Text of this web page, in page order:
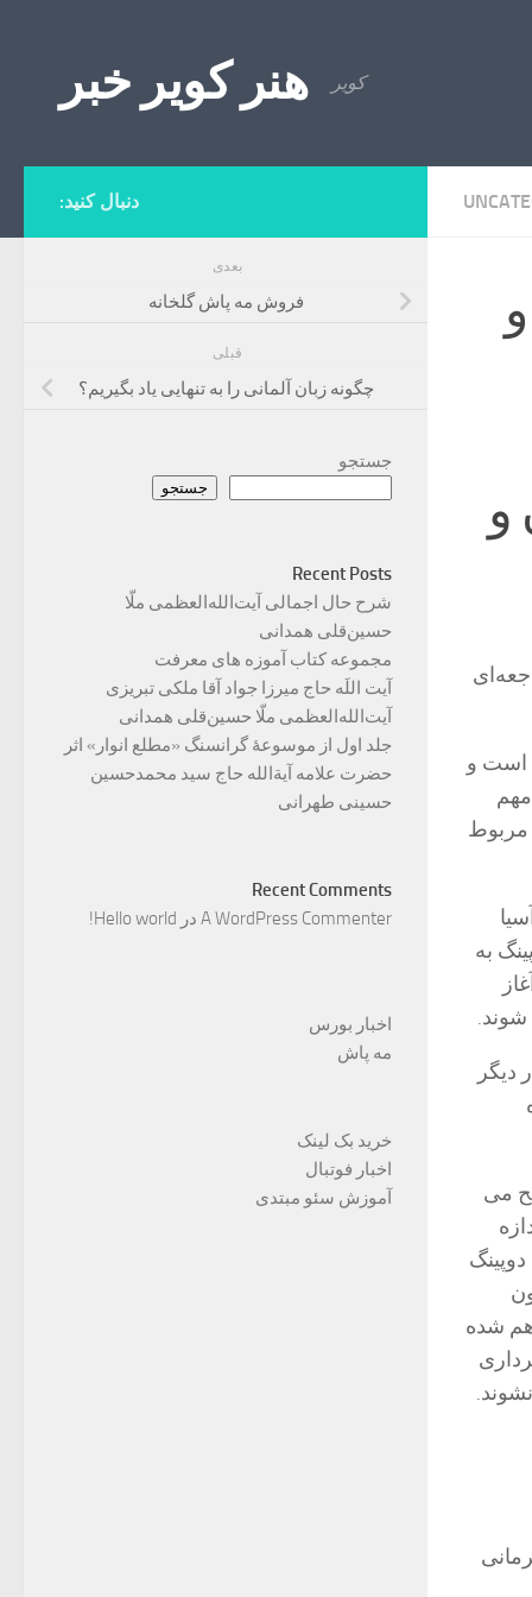
هنر کویر خبر کویر
و
است و
مربوط
به
شوند.
دیگر
می
هم شده
دنبال کنید:
بعدی
فروش مه پاش گلخانه
قبلی
چگونه زبان آلمانی را به تنهایی یاد بگیریم؟
جستجو
جستجو
Recent Posts
شرح حال اجمالی آیت‌الله‌العظمی ملّا
حسین‌قلی همدانی
مجموعه کتاب آموزه های معرفت
آیت اللَه حاج میرزا جواد آقا ملکی تبریزی
آیت‌الله‌العظمی ملّا حسین‌قلی همدانی
جلد اول از موسوعۀ گرانسنگ «مطلع انوار» اثر
حضرت علامه آیة‌الله حاج سید محمدحسین
حسینی طهرانی
Recent Comments
A WordPress Commenter در Hello world!
اخبار بورس
مه پاش
خرید بک لینک
اخبار فوتبال
آموزش سئو مبتدی